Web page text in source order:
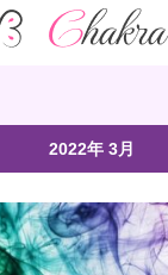
2022年 3月